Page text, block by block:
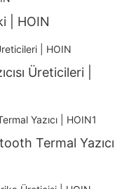
| HOIN
Üreticileri |
Termal Yazıcı